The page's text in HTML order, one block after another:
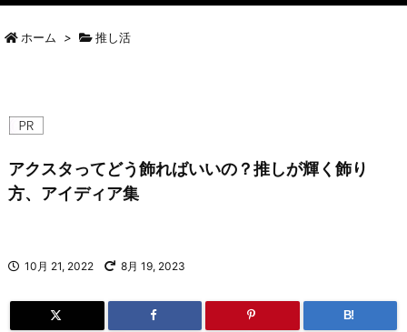
ホーム > 推し活
アクスタってどう飾ればいいの？推しが輝く飾り
方、アイディア集
10月 21, 2022 8月 19, 2023
B!